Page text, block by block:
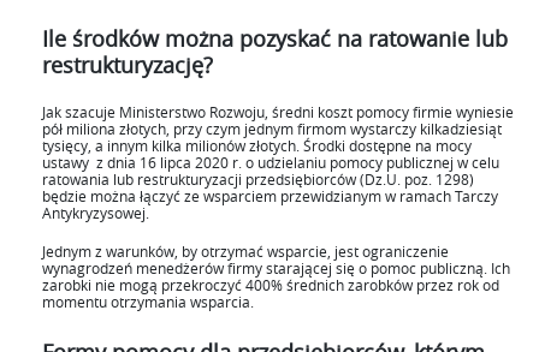
Ile środków można pozyskać na ratowanie lub
restrukturyzację?
Jak szacuje Ministerstwo Rozwoju, średni koszt pomocy firmie wyniesie
pół miliona złotych, przy czym jednym firmom wystarczy kilkadziesiąt
tysięcy, a innym kilka milionów złotych. Środki dostępne na mocy
ustawy z dnia 16 lipca 2020 r. o udzielaniu pomocy publicznej w celu
ratowania lub restrukturyzacji przedsiębiorców (Dz.U. poz. 1298)
będzie można łączyć ze wsparciem przewidzianym w ramach Tarczy
Antykryzysowej.
Jednym z warunków, by otrzymać wsparcie, jest ograniczenie
wynagrodzeń menedżerów firmy starającej się o pomoc publiczną. Ich
zarobki nie mogą przekroczyć 400% średnich zarobków przez rok od
momentu otrzymania wsparcia.